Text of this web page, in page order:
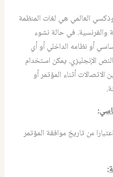
العالمي هي لغات المنظمة
والفرنسية. في حالة نشوء
أو نظامه الداخلي أو أي
الإنجليزي. يمكن استخدام
أثناء المؤتمر أو
:
من تاريخ موافقة المؤتمر
: